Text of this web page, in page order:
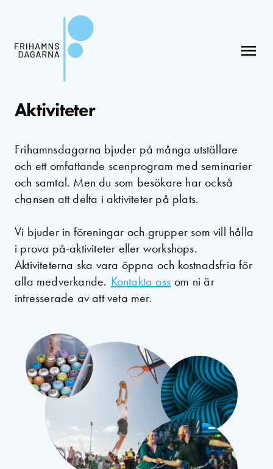
menu
Aktiviteter
Frihamnsdagarna bjuder på många utställare
och ett omfattande scenprogram med seminarier
och samtal. Men du som besökare har också
chansen att delta i aktiviteter på plats.
Vi bjuder in föreningar och grupper som vill hålla
i prova på-aktiviteter eller workshops.
Aktiviteterna ska vara öppna och kostnadsfria för
alla medverkande. Kontakta oss om ni är
intresserade av att veta mer.